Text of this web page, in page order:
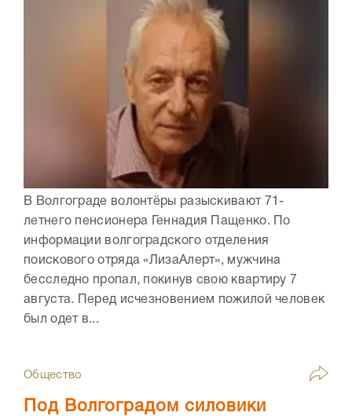
В Волгограде волонтёры разыскивают 71-
летнего пенсионера Геннадия Пащенко. По
информации волгоградского отделения
поискового отряда «ЛизаАлерт», мужчина
бесследно пропал, покинув свою квартиру 7
августа. Перед исчезновением пожилой человек
был одет в...
Общество
Под Волгоградом силовики